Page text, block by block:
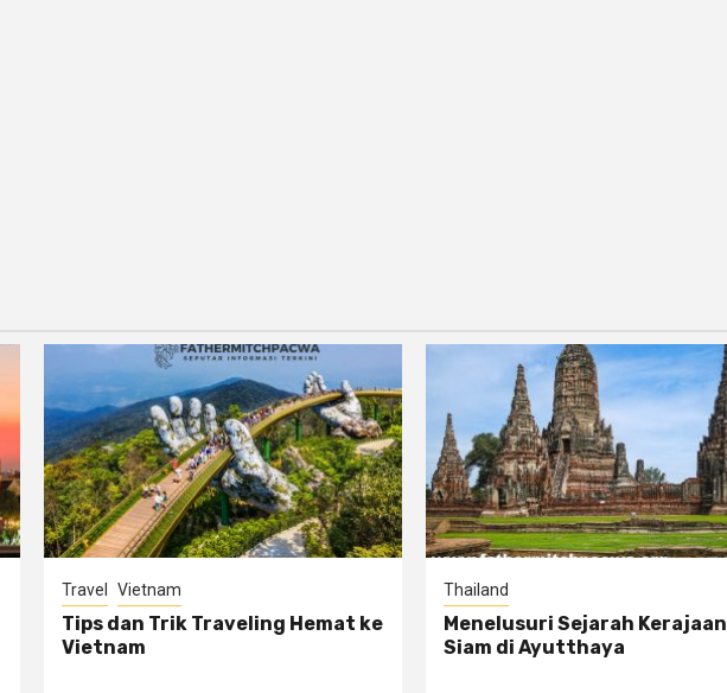
Travel Vietnam
Tips dan Trik Traveling Hemat ke
Vietnam
Thailand
Menelusuri Sejarah Kerajaan
Siam di Ayutthaya